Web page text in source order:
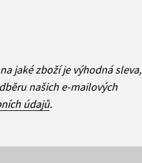
jaké zboží je výhodná sleva,
našich e-mailových
údajů.